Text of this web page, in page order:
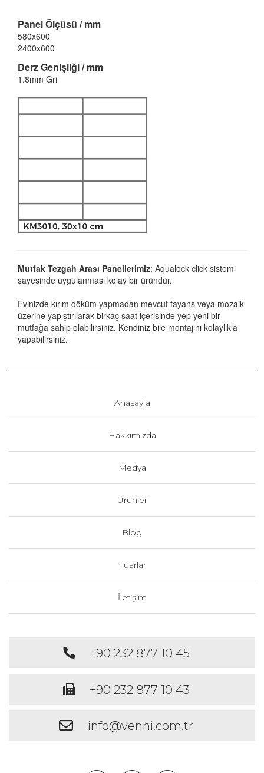
PanelÖlçüsü / mm
580x600
2400x600
Derz Genişliği / mm
1.8mm Gri
Mutfak Tezgah Arası Panellerimiz; Aqualock click sistemi
sayesinde uygulanması kolay bir üründür.
Evinizde kırım döküm yapmadan mevcut fayans veya mozaik
üzerine yapıştırılarak birkaç saat içerisinde yep yeni bir
mutfağa sahip olabilirsiniz. Kendiniz bile montajını kolaylıkla
yapabilirsiniz.
Anasayfa
Hakkımızda
Medya
Ürünler
Blog
Fuarlar
İletişim
+90 232 877 10 45
+90 232 877 10 43
info@venni.com.tr